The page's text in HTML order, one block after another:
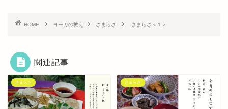
HOME ヨーガの教え さまらさ さまらさ＜１＞
関連記事
さまらさ さまらさ